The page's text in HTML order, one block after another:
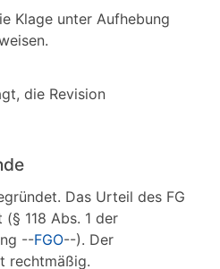
Klage unter Aufhebung
die Revision
Das Urteil des FG
118 Abs. 1 der
--FGO--). Der
rechtmäßig.